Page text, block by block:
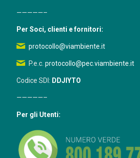
—————–
Per Soci, clienti e fornitori:
protocollo@viambiente.it
P.e.c. protocollo@pec.viambiente.it
Codice SDI: DDJIYTO
—————–
Per gli Utenti: